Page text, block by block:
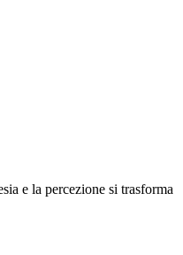
e la percezione si trasforma